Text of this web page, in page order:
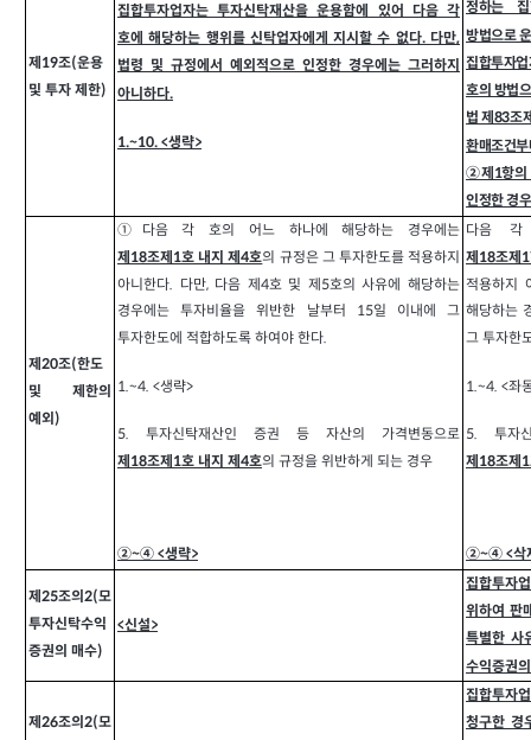
제19조(운용
및 투자 제한)
집합투자업자는 투자신탁재산을 운용함에 있어 다음 각
호에 해당하는 행위를 신탁업자에게 지시할 수 없다. 다만,
법령 및 규정에서 예외적으로 인정한 경우에는 그러하지
아니하다.
1.~10. <생략>
정하는
방법으로
집합투자
호의 방법
법 제83조
환매조건
②제1항의
인정한 경
제20조(한도
및 제한의
예외)
①다음 각 호의 어느 하나에 해당하는 경우에는
제18조제1호 내지 제4호의 규정은 그 투자한도를 적용하지
아니한다. 다만, 다음 제4호 및 제5호의 사유에 해당하는
경우에는 투자비율을 위반한 날부터 15일 이내에 그
투자한도에 적합하도록 하여야 한다.
1.~4. <생략>
5. 투자신탁재산인 증권 등 자산의 가격변동으로
제18조제1호 내지 제4호의 규정을 위반하게 되는 경우
②~④ <생략>
다음 각
제18조제
적용하지
해당하는
그 투자한
1.~4. <좌
5. 투자
제18조제
②~④ <삭
제25조의2(모
투자신탁수익
증권의 매수)
<신설>
집합투자
위하여 판
특별한 사
수익증권
제26조의2(모
집합투자
청구한 경